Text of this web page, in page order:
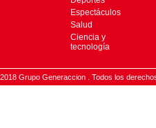
Espectáculos
Salud
Ciencia y
tecnología
2018 Grupo Generaccion . Todos los